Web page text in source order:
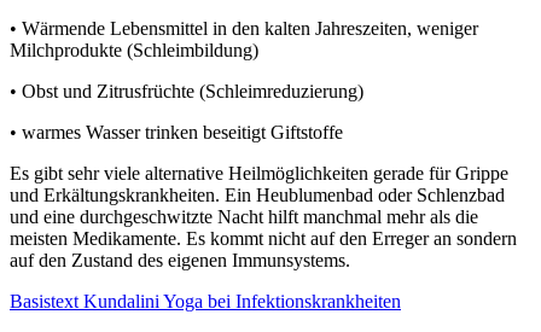
• Wärmende Lebensmittel in den kalten Jahreszeiten, weniger
Milchprodukte (Schleimbildung)
• Obst und Zitrusfrüchte (Schleimreduzierung)
• warmes Wasser trinken beseitigt Giftstoffe
Es gibt sehr viele alternative Heilmöglichkeiten gerade für Grippe
und Erkältungskrankheiten. Ein Heublumenbad oder Schlenzbad
und eine durchgeschwitzte Nacht hilft manchmal mehr als die
meisten Medikamente. Es kommt nicht auf den Erreger an sondern
auf den Zustand des eigenen Immunsystems.
Basistext Kundalini Yoga bei Infektionskrankheiten